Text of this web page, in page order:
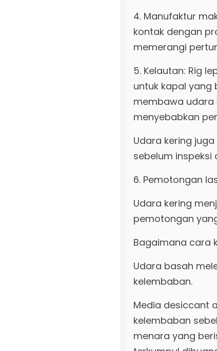
4. Manufaktur
kontak dengan
memerangi
5. Kelautan: Rig
untuk kapal yang
membawa udara
menyebabkan
Udara kering
sebelum
6. Pemotongan
Udara kering
pemotongan
Bagaimana cara
Udara basah
kelembaban.
Media desiccant
kelembaban
menara yang